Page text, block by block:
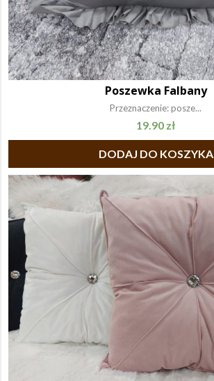
Poszewka Falbany
Przeznaczenie: posze...
19.90 zł
DODAJ DO KOSZYKA